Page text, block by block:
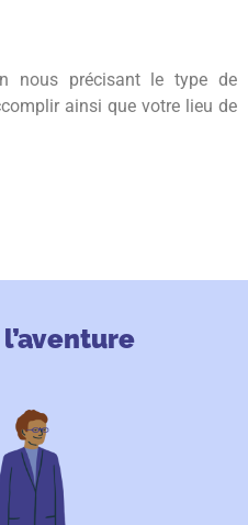
nous précisant le type de
ainsi que votre lieu de